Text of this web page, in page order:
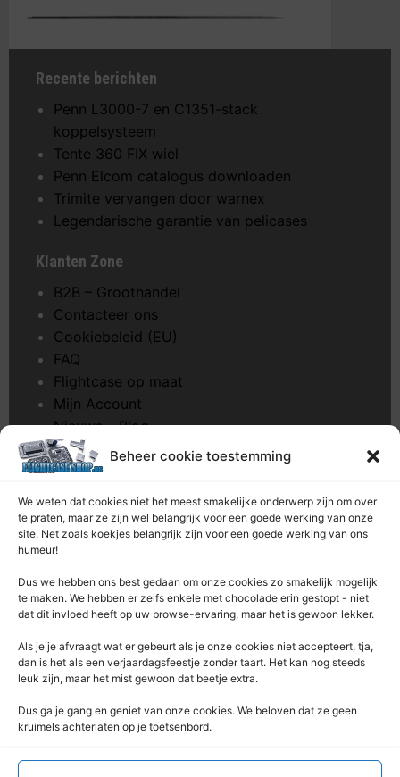
Beheer cookie toestemming
We weten dat cookies niet het meest smakelijke onderwerp zijn om over
te praten, maar ze zijn wel belangrijk voor een goede werking van onze
site. Net zoals koekjes belangrijk zijn voor een goede werking van ons
humeur!
Dus we hebben ons best gedaan om onze cookies zo smakelijk mogelijk
te maken. We hebben er zelfs enkele met chocolade erin gestopt - niet
dat dit invloed heeft op uw browse-ervaring, maar het is gewoon lekker.
Als je je afvraagt ​​wat er gebeurt als je onze cookies niet accepteert, tja,
dan is het als een verjaardagsfeestje zonder taart. Het kan nog steeds
leuk zijn, maar het mist gewoon dat beetje extra.
Dus ga je gang en geniet van onze cookies. We beloven dat ze geen
kruimels achterlaten op je toetsenbord.
Recente berichten
Penn L3000-7 en C1351-stack
koppelsysteem
Tente 360 FIX wiel
Penn Elcom catalogus downloaden
Trimite vervangen door warnex
Legendarische garantie van pelicases
Klanten Zone
B2B – Groothandel
Contacteer ons
Cookiebeleid (EU)
FAQ
Flightcase op maat
Mijn Account
Nieuws – Blog
Onderhoud pagina
Over ons
Retourrecht
Winkelwagen
Zaagservice – CNC
Contacteer Ons
Rentek BV – Protekt
Nieuwpoortlaan 21 / 1
3600 Genk
Limburg – België